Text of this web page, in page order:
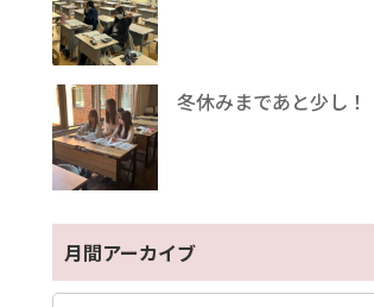
冬休みまであと少し！
月間アーカイブ